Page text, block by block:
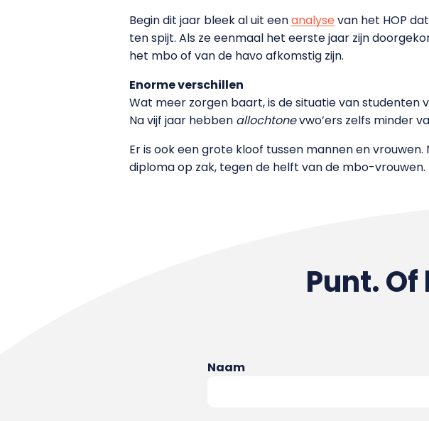
Begin dit jaar bleek al uit eenanalysevan het HOP
ten spijt. Als ze eenmaal het eerste jaar zijn
het mbo of van de havo afkomstig zijn.
Enorme verschillen
Wat meer zorgen baart, is de situatie van
Na vijf jaar hebben allochtonevwo’ers zelfs minder
Er is ook een grote kloof tussen mannen en
diploma op zak, tegen de helft van de mbo-vrouwen.
Punt.
Naam